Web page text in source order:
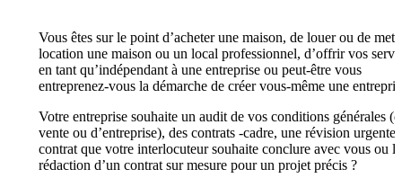
Vous êtes sur le point d’acheter une maison, de louer ou de
location une maison ou un local professionnel, d’offrir vos
en tant qu’indépendant à une entreprise ou peut-être vous
entreprenez-vous la démarche de créer vous-même une
Votre entreprise souhaite un audit de vos conditions générales
vente ou d’entreprise), des contrats -cadre, une révision urgente
contrat que votre interlocuteur souhaite conclure avec vous ou la
rédaction d’un contrat sur mesure pour un projet précis ?